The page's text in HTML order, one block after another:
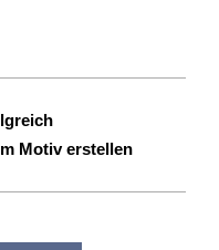
Motiv erstellen